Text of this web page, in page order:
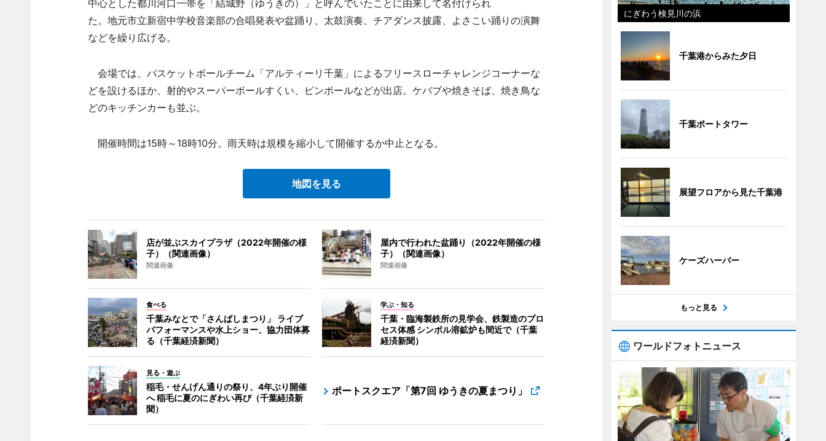
中心とした都川河口一帯を「結城野（ゆうきの）」と呼んでいたことに由来して名付けられ
た。地元市立新宿中学校音楽部の合唱発表や盆踊り、太鼓演奏、チアダンス披露、よさこい踊りの演舞
などを繰り広げる。
会場では、バスケットボールチーム「アルティーリ千葉」によるフリースローチャレンジコーナーな
どを設けるほか、射的やスーパーボールすくい、ピンボールなどが出店。ケバブや焼きそば、焼き鳥な
どのキッチンカーも並ぶ。
開催時間は15時～18時10分。雨天時は規模を縮小して開催するか中止となる。
地図を見る
店が並ぶスカイプラザ（2022年開催の様
子）（関連画像）
関連画像
屋内で行われた盆踊り（2022年開催の様
子）（関連画像）
関連画像
食べる
千葉みなとで「さんばしまつり」 ライブ
パフォーマンスや水上ショー、協力団体募
る（千葉経済新聞）
学ぶ・知る
千葉・臨海製鉄所の見学会、鉄製造のプロ
セス体感 シンボル溶鉱炉も間近で（千葉
経済新聞）
見る・遊ぶ
稲毛・せんげん通りの祭り、4年ぶり開催
へ 稲毛に夏のにぎわい再び（千葉経済新
聞）
ポートスクエア「第7回 ゆうきの夏まつり」
にぎわう検見川の浜
千葉港からみた夕日
千葉ポートタワー
展望フロアから見た千葉港
ケーズハーバー
もっと見る
ワールドフォトニュース